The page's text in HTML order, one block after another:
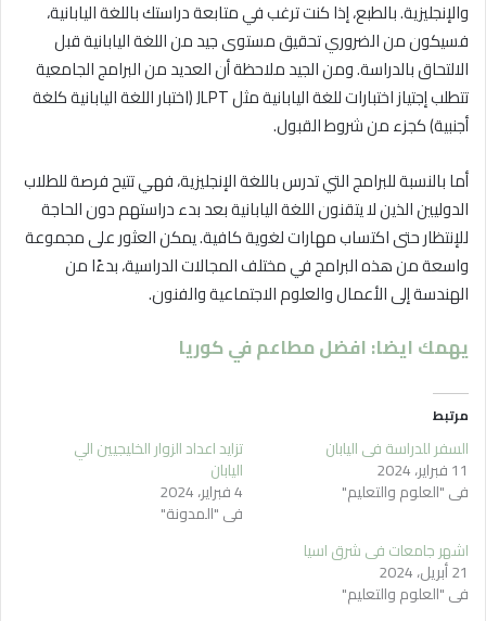
والإنجليزية. بالطبع، إذا كنت ترغب في متابعة دراستك باللغة اليابانية،
فسيكون من الضروري تحقيق مستوى جيد من اللغة اليابانية قبل
الالتحاق بالدراسة. ومن الجيد ملاحظة أن العديد من البرامج الجامعية
تتطلب إجتياز اختبارات للغة اليابانية مثل JLPT (اختبار اللغة اليابانية كلغة
أجنبية) كجزء من شروط القبول.
أما بالنسبة للبرامج التي تدرس باللغة الإنجليزية، فهي تتيح فرصة للطلاب
الدوليين الذين لا يتقنون اللغة اليابانية بعد بدء دراستهم دون الحاجة
للإنتظار حتى اكتساب مهارات لغوية كافية. يمكن العثور على مجموعة
واسعة من هذه البرامج في مختلف المجالات الدراسية، بدءًا من
الهندسة إلى الأعمال والعلوم الاجتماعية والفنون.
يهمك ايضا: افضل مطاعم في كوريا
مرتبط
السفر للدراسة في اليابان
11 فبراير، 2024
في "العلوم والتعليم"
تزايد اعداد الزوار الخليجيين الي
اليابان
4 فبراير، 2024
في "المدونة"
اشهر جامعات في شرق اسيا
21 أبريل، 2024
في "العلوم والتعليم"